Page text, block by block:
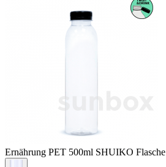
Ernährung PET 500ml SHUIKO Flasche